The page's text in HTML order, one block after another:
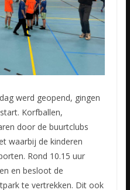
werd geopend, gingen
Korfballen,
door de buurtclubs
waarbij de kinderen
Rond 10.15 uur
en besloot de
te vertrekken. Dit ook